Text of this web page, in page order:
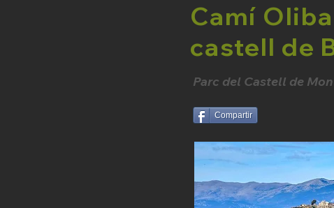
Camí
castell de
Parc del Castell de
Compartir